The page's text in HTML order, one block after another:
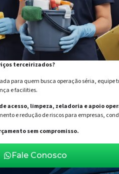
terceirizados?
para quem busca operação séria, equipe
e facilities.
acesso, limpeza, zeladoria e apoio
e redução de riscos para empresas,
sem compromisso.
Fale Conosco